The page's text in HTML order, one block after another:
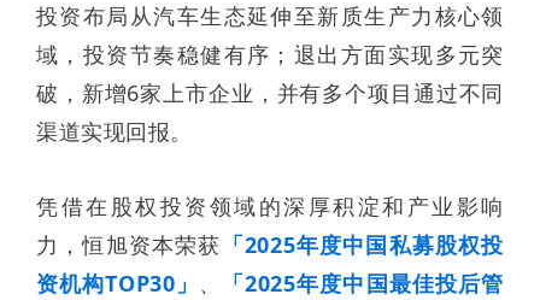
投资布局从汽车生态延伸至新质生产力核心领
域，投资节奏稳健有序；退出方面实现多元突
破，新增6家上市企业，并有多个项目通过不同
渠道实现回报。
凭借在股权投资领域的深厚积淀和产业影响
力，恒旭资本荣获 「2025年度中国私募股权投
资机构TOP30」 、
「2025年度中国最佳投后管